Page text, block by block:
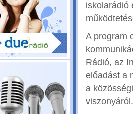
iskolarádió
A program
Rádió, az
előadást a
a
viszonyáról.